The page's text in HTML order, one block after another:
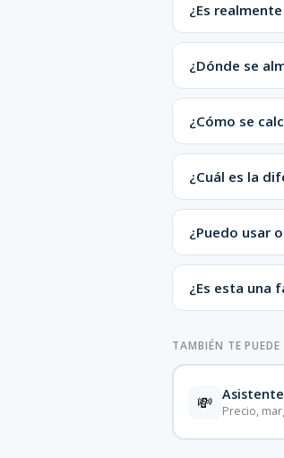
¿Es
¿Dónde se
¿Cómo se
¿Cuál es la
¿Puedo usar
¿Es esta una
TAMBIÉN TE PUEDE
💸 Precio,